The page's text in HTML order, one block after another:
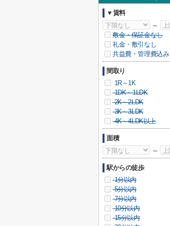
▼賃料
～
敷金・保証金なし
礼金・敷引なし
共益費・管理費込み
間取り
1R～1K
1DK～1LDK
2K～2LDK
3K～3LDK
4K～4LDK以上
面積
～
駅からの徒歩
1分以内
5分以内
7分以内
10分以内
15分以内